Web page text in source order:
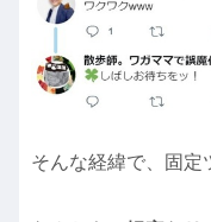
そんな経緯で、固定